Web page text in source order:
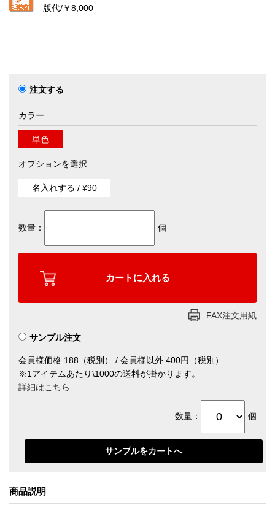
版代/￥8,000
注文する
カラー
単色
オプションを選択
名入れする / ¥90
数量： 個
FAX注文用紙
サンプル注文
会員様価格 188（税別） / 会員様以外 400円（税別）
※1アイテムあたり\1000の送料が掛かります。
詳細はこちら
数量： 個
商品説明